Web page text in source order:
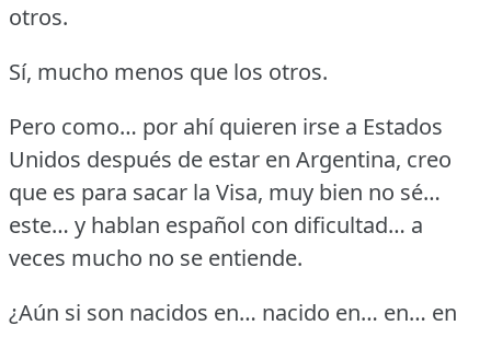
otros.
Sí, mucho menos que los otros.
Pero como… por ahí quieren irse a Estados
Unidos después de estar en Argentina, creo
que es para sacar la Visa, muy bien no sé…
este… y hablan español con dificultad… a
veces mucho no se entiende.
¿Aún si son nacidos en… nacido en… en… en